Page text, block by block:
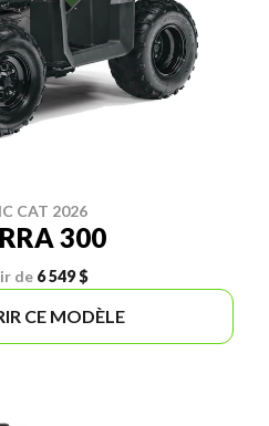
CAT 2026
300
de 6 549 $
CE MODÈLE